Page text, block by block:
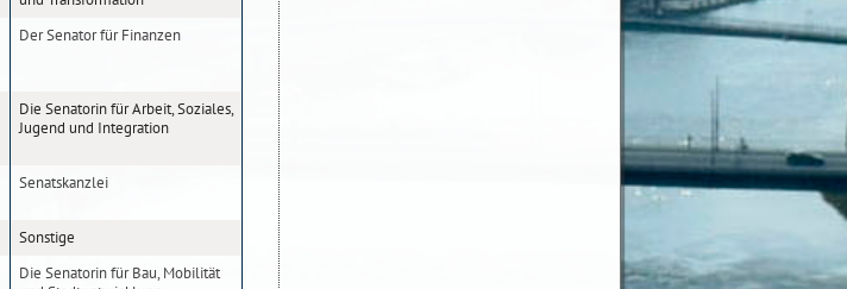
Der Senator für Finanzen
Die Senatorin für Arbeit, Soziales,
Jugend und Integration
Senatskanzlei
Sonstige
Die Senatorin für Bau, Mobilität